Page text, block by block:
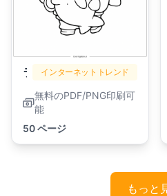
ラブブインターネットトレンド
無料のPDF/PNG印刷可
能
50 ページ
もっと